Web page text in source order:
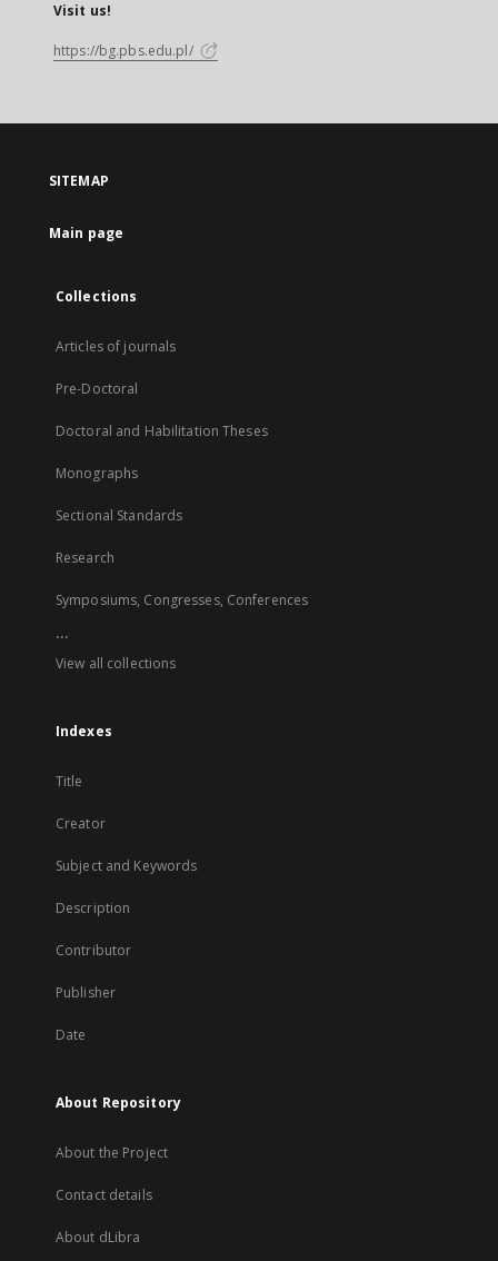
Visit us!
https://bg.pbs.edu.pl/
SITEMAP
Main page
Collections
Articles of journals
Pre-Doctoral
Doctoral and Habilitation Theses
Monographs
Sectional Standards
Research
Symposiums, Congresses, Conferences
...
View all collections
Indexes
Title
Creator
Subject and Keywords
Description
Contributor
Publisher
Date
About Repository
About the Project
Contact details
About dLibra